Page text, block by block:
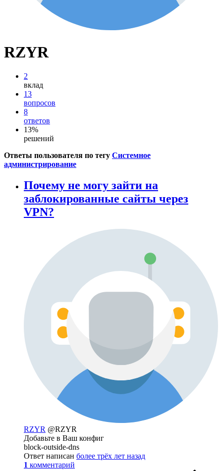
RZYR
2
вклад
13
вопросов
8
ответов
13%
решений
Ответы пользователя по тегу Системное
администрирование
Почему не могу зайти на
заблокированные сайты через
VPN?
RZYR @RZYR
Добавьте в Ваш конфиг
block-outside-dns
Ответ написан более трёх лет назад
1 комментарий